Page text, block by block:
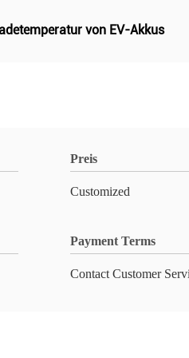
von EV-Akkus
Preis
Customized
Payment Terms
Contact Customer